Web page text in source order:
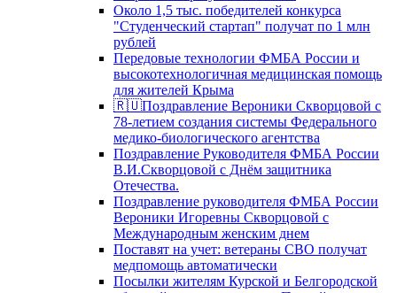
Около 1,5 тыс. победителей конкурса
"Студенческий стартап" получат по 1 млн
рублей
Передовые технологии ФМБА России и
высокотехнологичная медицинская помощь
для жителей Крыма
🇷🇺Поздравление Вероники Скворцовой с
78-летием создания системы Федерального
медико-биологического агентства
Поздравление Руководителя ФМБА России
В.И.Скворцовой с Днём защитника
Отечества.
Поздравление руководителя ФМБА России
Вероники Игоревны Скворцовой с
Международным женским днем
Поставят на учет: ветераны СВО получат
медпомощь автоматически
Посылки жителям Курской и Белгородской